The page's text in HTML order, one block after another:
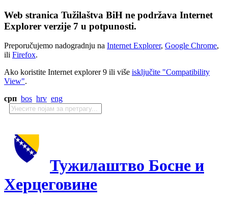
Web stranica Tužilaštva BiH ne podržava Internet
Explorer verzije 7 u potpunosti.
Preporučujemo nadogradnju na Internet Explorer, Google Chrome,
ili Firefox.
Ako koristite Internet explorer 9 ili više isključite "Compatibility
View".
срп bos hrv eng
Тужилаштво Босне и
Херцеговине